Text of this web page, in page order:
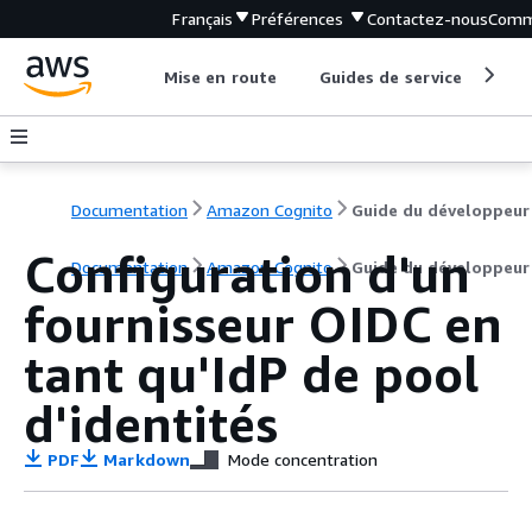
Français Préférences Contactez-nous
Mise en route Guides de service
Documentation Amazon Cognito Guide du développeur
Documentation Amazon Cognito Guide du développeur
Configuration d'un
fournisseur OIDC en
tant qu'IdP de pool
d'identités
PDF Markdown Mode concentration